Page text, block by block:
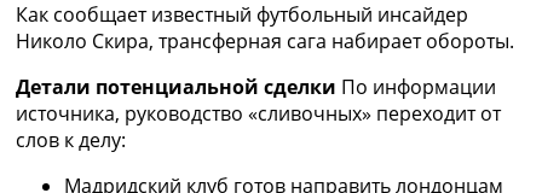
Рейтинги
Правила
Коллективный прогноз
Турниры
Чемпионат Мира
Украина. Премьер-Лига
Украина. Первая Лига
Как сообщает известный футбольный инсайдер
Николо Скира, трансферная сага набирает обороты.
Детали потенциальной сделки По информации
источника, руководство «сливочных» переходит от
слов к делу:
Мадридский клуб готов направить лондонцам